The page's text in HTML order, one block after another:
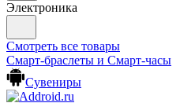
Электроника
Смотреть все товары
Смарт-браслеты и Смарт-часы
Сувениры